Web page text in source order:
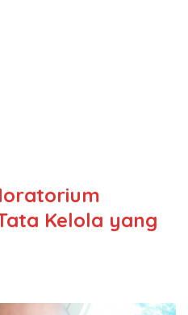
Kelola yang